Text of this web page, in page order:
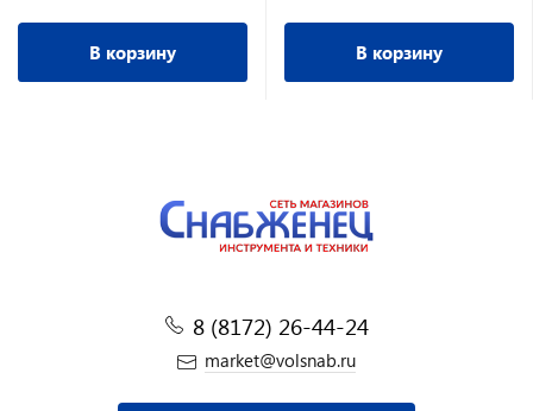
В корзину В корзину
8 (8172) 26-44-24
market@volsnab.ru